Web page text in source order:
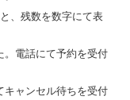
、残数を数字にて表
。電話にて予約を受付
キャンセル待ちを受付